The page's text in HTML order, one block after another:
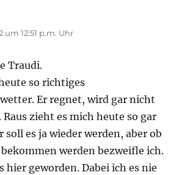
um 12:51 p.m. Uhr
Traudi.
so richtiges
Er regnet, wird gar nicht
zieht es mich heute so gar
es ja wieder werden, aber ob
werden bezweifle ich.
hier geworden. Dabei ich es nie